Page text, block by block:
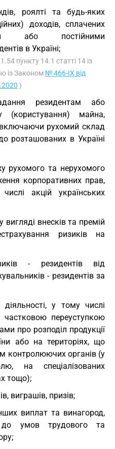
роялті та будь-яких
доходів, сплачених
або постійними
в Україні;
пункту 14.1 статті 14 із
із Законом № 466-IX від
)
резидентам або
(користування) майна,
включаючи рухомий склад
розташованих в Україні
рухомого та нерухомого
корпоративних прав,
акцій українських
вигляді внесків та премій
ризиків на
- резидентів від
- резидентів за
у тому числі
переуступкою
про розподіл продукції
або на територіях, що
контролюючих органів (у
на спеціалізованих
тощо);
виграшів, призів;
виплат та винагород,
до умов трудового та